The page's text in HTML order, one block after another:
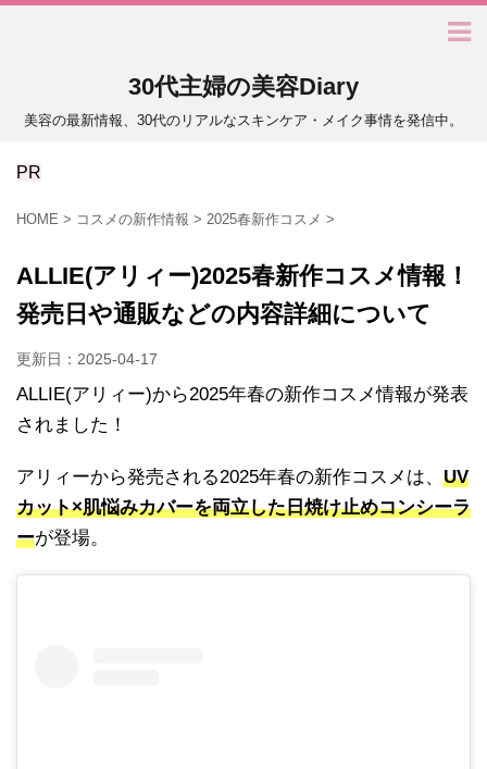
30代主婦の美容Diary
美容の最新情報、30代のリアルなスキンケア・メイク事情を発信中。
PR
HOME > コスメの新作情報 > 2025春新作コスメ >
ALLIE(アリィー)2025春新作コスメ情報！
発売日や通販などの内容詳細について
更新日： 2025-04-17
ALLIE(アリィー)から2025年春の新作コスメ情報が発表
されました！
アリィーから発売される2025年春の新作コスメは、 UV
カット×肌悩みカバーを両立した日焼け止めコンシーラ
ーが登場。